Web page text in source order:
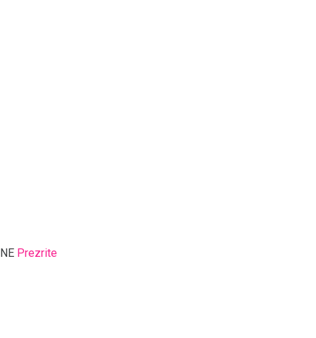
NE Prezrite